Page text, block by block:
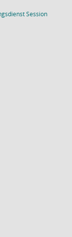
Session(Wird in